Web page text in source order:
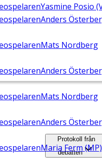
Yasmine Posio
Anders
Mats Nordberg
Anders
Mats Nordberg
Anders
Maria Ferm (MP)
Protokoll från
debatten